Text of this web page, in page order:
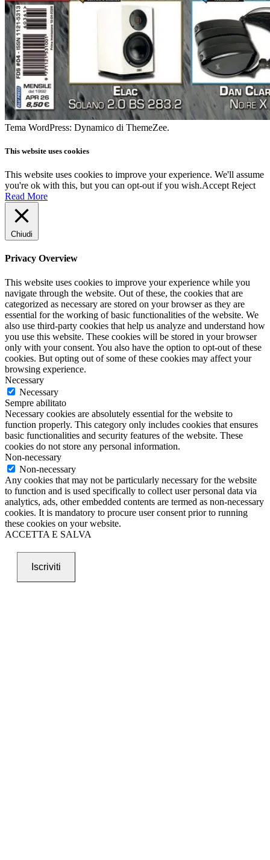
Tema WordPress: Dynamico di ThemeZee.
This website uses cookies
This website uses cookies to improve your experience. We'll assume
you're ok with this, but you can opt-out if you wish.Accept Reject
Read More
Chiudi
Privacy Overview
This website uses cookies to improve your experience while you
navigate through the website. Out of these, the cookies that are
categorized as necessary are stored on your browser as they are
essential for the working of basic functionalities of the website. We
also use third-party cookies that help us analyze and understand how
you use this website. These cookies will be stored in your browser
only with your consent. You also have the option to opt-out of these
cookies. But opting out of some of these cookies may affect your
browsing experience.
Necessary
Necessary
Sempre abilitato
Necessary cookies are absolutely essential for the website to
function properly. This category only includes cookies that ensures
basic functionalities and security features of the website. These
cookies do not store any personal information.
Non-necessary
Non-necessary
Any cookies that may not be particularly necessary for the website
to function and is used specifically to collect user personal data via
analytics, ads, other embedded contents are termed as non-necessary
cookies. It is mandatory to procure user consent prior to running
these cookies on your website.
ACCETTA E SALVA
Iscriviti